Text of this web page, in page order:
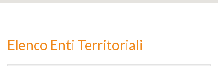
Elenco Enti Territoriali